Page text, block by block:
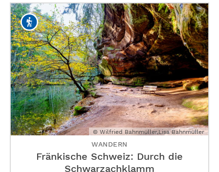
© Wilfried Bahnmüller,Lisa Bahnmüller
WANDERN
Fränkische Schweiz: Durch die
Schwarzachklamm